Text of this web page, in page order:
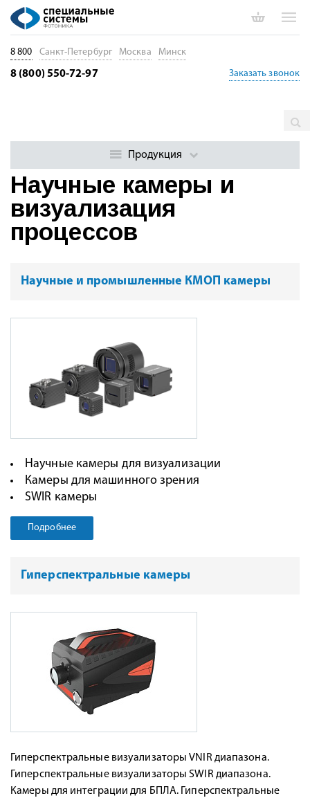
Научные камеры и
визуализация
процессов
Научные и промышленные КМОП камеры
Научные камеры для визуализации
Камеры для машинного зрения
SWIR камеры
Подробнее
Гиперспектральные камеры
Гиперспектральные визуализаторы VNIR диапазона.
Гиперспектральные визуализаторы SWIR диапазона.
Камеры для интеграции для БПЛА. Гиперспектральные
8 800 Санкт-Петербург Москва Минск
8 (800) 550-72-97 Заказать звонок
Продукция